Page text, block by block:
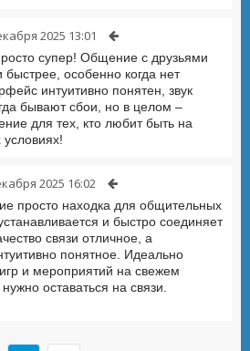
2025 13:01
супер! Общение с друзьями
особенно когда нет
интуитивно понятен, звук
бывают сбои, но в целом –
для тех, кто любит быть на
2025 16:02
просто находка для общительных
и быстро соединяет
связи отличное, а
понятное. Идеально
и мероприятий на свежем
оставаться на связи.